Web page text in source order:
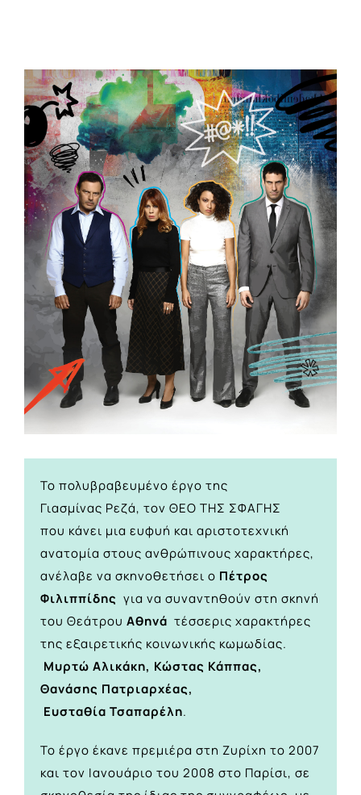
View
Larger
Image
Το πολυβραβευμένο έργο της
Γιασμίνας Ρεζά, τον ΘΕΟ ΤΗΣ ΣΦΑΓΗΣ
που κάνει μια ευφυή και αριστοτεχνική
ανατομία στους ανθρώπινους χαρακτήρες,
ανέλαβε να σκηνοθετήσει ο Πέτρος
Φιλιππίδης για να συναντηθούν στη σκηνή
του Θεάτρου Αθηνά τέσσερις χαρακτήρες
της εξαιρετικής κοινωνικής κωμωδίας.
Μυρτώ Αλικάκη, Κώστας Κάππας,
Θανάσης Πατριαρχέας,
Ευσταθία Τσαπαρέλη.
Το έργο έκανε πρεμιέρα στη Ζυρίχη το 2007
και τον Ιανουάριο του 2008 στο Παρίσι, σε